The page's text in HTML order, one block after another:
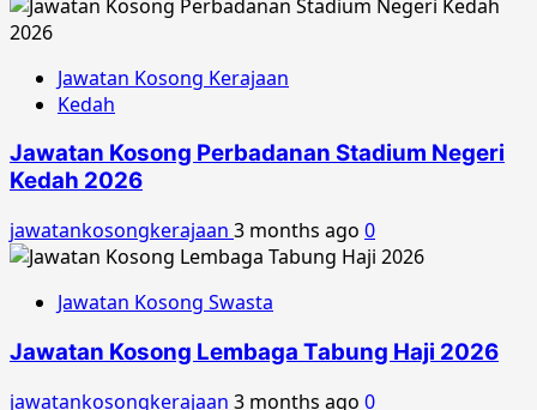
Jawatan Kosong Kerajaan
Kedah
Jawatan Kosong Perbadanan Stadium Negeri
Kedah 2026
jawatankosongkerajaan 3 months ago 0
Jawatan Kosong Swasta
Jawatan Kosong Lembaga Tabung Haji 2026
jawatankosongkerajaan 3 months ago 0